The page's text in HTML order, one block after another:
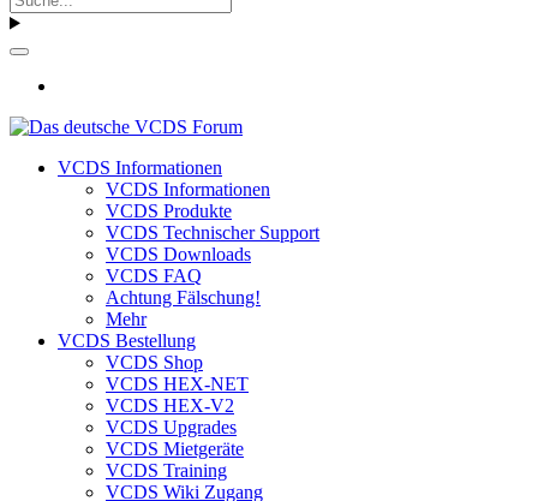
VCDS Informationen
VCDS Informationen
VCDS Produkte
VCDS Technischer Support
VCDS Downloads
VCDS FAQ
Achtung Fälschung!
Mehr
VCDS Bestellung
VCDS Shop
VCDS HEX-NET
VCDS HEX-V2
VCDS Upgrades
VCDS Mietgeräte
VCDS Training
VCDS Wiki Zugang